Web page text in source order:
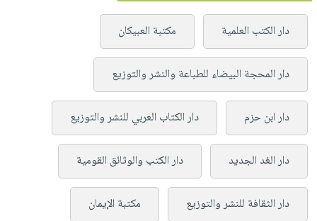
دار الكتب العلمية مكتبة العبيكان
دار المحجة البيضاء للطباعة والنشر والتوزيع
دار ابن حزم دار الكتاب العربي للنشر والتوزيع
دار الغد الجديد دار الكتب والوثائق القومية
دار الثقافة للنشر والتوزيع مكتبة الإيمان